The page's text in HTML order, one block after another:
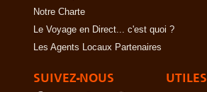
Notre Charte
Le Voyage en Direct... c'est quoi ?
Les Agents Locaux Partenaires
SUIVEZ-NOUS UTILES